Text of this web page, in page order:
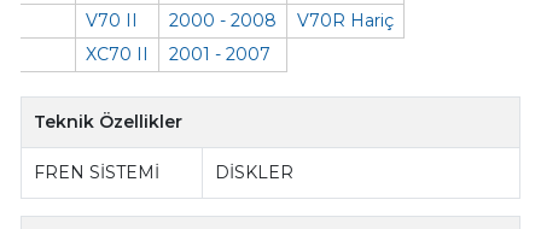
V70 II
2000 - 2008
V70R Hariç
XC70 II
2001 - 2007
Teknik Özellikler
FREN SİSTEMİ DİSKLER